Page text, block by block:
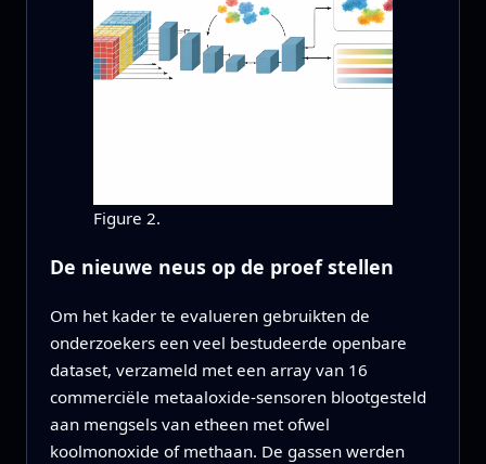
Figure 2.
De nieuwe neus op de proef stellen
Om het kader te evalueren gebruikten de
onderzoekers een veel bestudeerde openbare
dataset, verzameld met een array van 16
commerciële metaaloxide-sensoren blootgesteld
aan mengsels van etheen met ofwel
koolmonoxide of methaan. De gassen werden